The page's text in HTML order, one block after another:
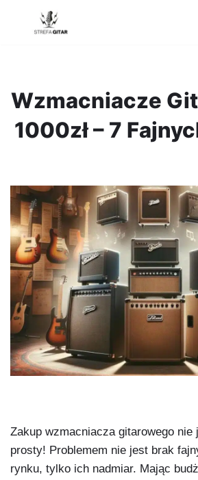
Przejdź
Wzmacniacze
1000zł – 7
Zakup wzmacniacza gitarowego nie
prosty! Problemem nie jest brak
rynku, tylko ich nadmiar. Mając